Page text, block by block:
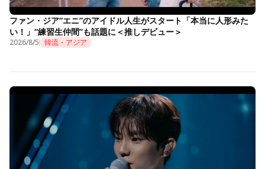
ファン・ジア“エニ”のアイドル人生がスタート「本当に人形みた
い！」“練習生仲間”も話題に＜推しデビュー＞
2026/8/5 韓流・アジア